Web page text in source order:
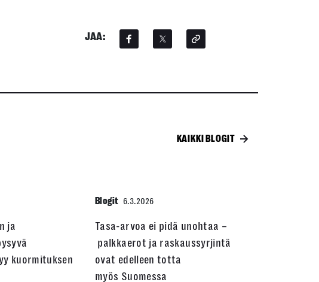
JAA:
KAIKKI BLOGIT
ja
kuormituksen
Blogit 6.3.2026
Tasa-arvoa ei pidä unohtaa –
palkkaerot ja raskaussyrjintä
ovat edelleen totta
myös Suomessa